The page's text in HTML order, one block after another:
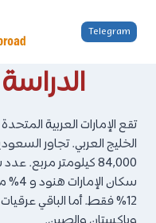
المحتوى
Telegram
تقع الإمارات العربية
الخليج العربي. تجاور
سكان
12% فقط. أما الباقي